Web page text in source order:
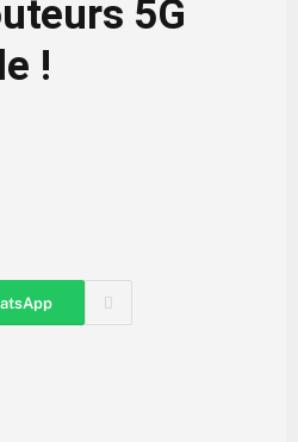
5G
!